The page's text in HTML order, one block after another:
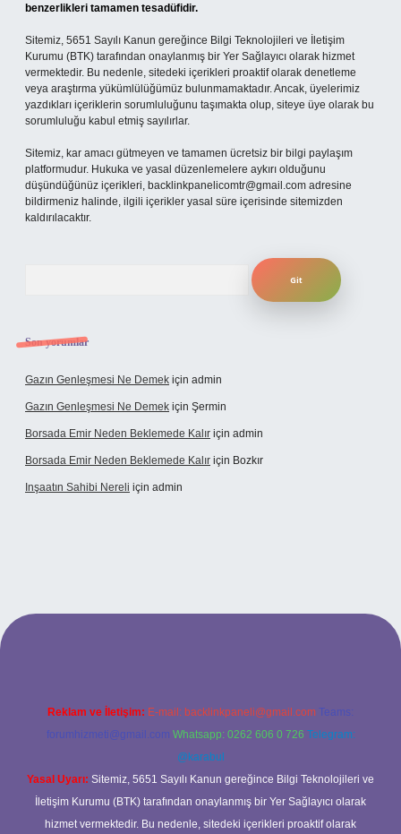
benzerlikleri tamamen tesadüfidir.
Sitemiz, 5651 Sayılı Kanun gereğince Bilgi Teknolojileri ve İletişim
Kurumu (BTK) tarafından onaylanmış bir Yer Sağlayıcı olarak hizmet
vermektedir. Bu nedenle, sitedeki içerikleri proaktif olarak denetleme
veya araştırma yükümlülüğümüz bulunmamaktadır. Ancak, üyelerimiz
yazdıkları içeriklerin sorumluluğunu taşımakta olup, siteye üye olarak bu
sorumluluğu kabul etmiş sayılırlar.
Sitemiz, kar amacı gütmeyen ve tamamen ücretsiz bir bilgi paylaşım
platformudur. Hukuka ve yasal düzenlemelere aykırı olduğunu
düşündüğünüz içerikleri, backlinkpanelicomtr@gmail.com adresine
bildirmeniz halinde, ilgili içerikler yasal süre içerisinde sitemizden
kaldırılacaktır.
Son yorumlar
Gazın Genleşmesi Ne Demek için admin
Gazın Genleşmesi Ne Demek için Şermin
Borsada Emir Neden Beklemede Kalır için admin
Borsada Emir Neden Beklemede Kalır için Bozkır
Inşaatın Sahibi Nereli için admin
Reklam ve İletişim: E-mail: backlinkpaneli@gmail.com Teams:
forumhizmeti@gmail.com Whatsapp: 0262 606 0 726 Telegram:
@karabul
Yasal Uyarı: Sitemiz, 5651 Sayılı Kanun gereğince Bilgi Teknolojileri ve
İletişim Kurumu (BTK) tarafından onaylanmış bir Yer Sağlayıcı olarak
hizmet vermektedir. Bu nedenle, sitedeki içerikleri proaktif olarak